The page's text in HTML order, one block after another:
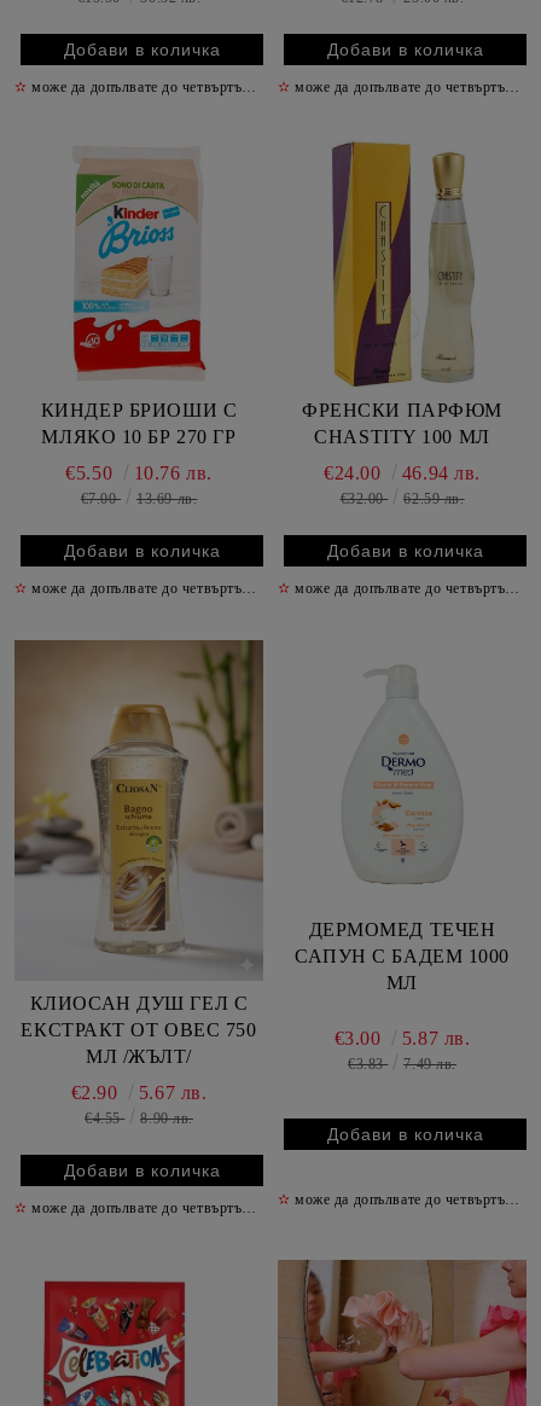
✫ може да допълвате до четвъртък включително ✫
✫ може да допълвате до четвъртък включително
КИНДЕР БРИОШИ С
МЛЯКО 10 БР 270 ГР
€5.50
10.76 лв.
€7.00 13.69 лв.
✫ може да допълвате до четвъртък включително ✫
ФРЕНСКИ ПАРФЮМ
CHASTITY 100 МЛ
€24.00
46.94 лв.
€32.00 62.59 лв.
✫ може да допълвате до четвъртък включително
КЛИОСАН ДУШ ГЕЛ С
ЕКСТРАКТ ОТ ОВЕС 750
МЛ /ЖЪЛТ/
€2.90
5.67 лв.
€4.55 8.90 лв.
✫ може да допълвате до четвъртък включително ✫
ДЕРМОМЕД ТЕЧЕН
САПУН С БАДЕМ 1000
МЛ
€3.00 5.87 лв.
€3.83 7.49 лв.
✫ може да допълвате до четвъртък включително